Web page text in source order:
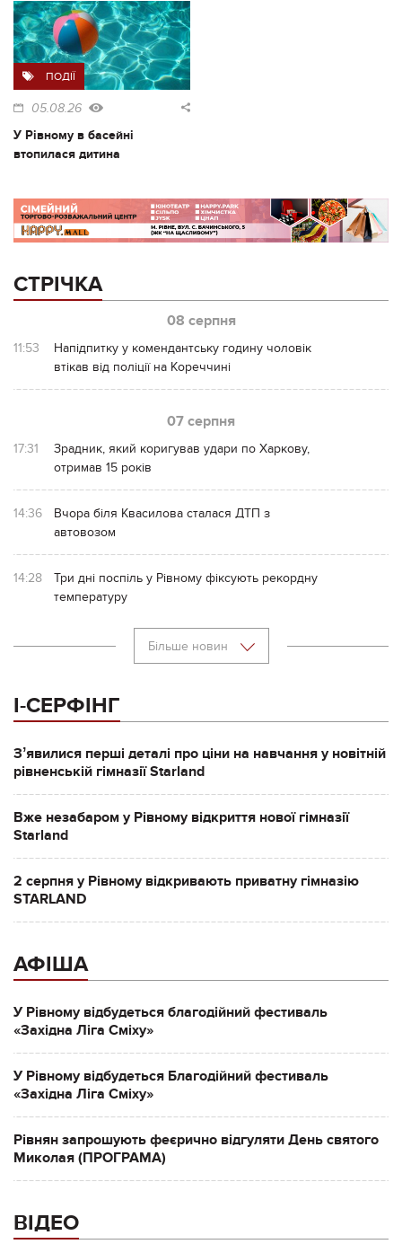
ПОДІЇ
05.08.26
У Рівному в басейні
втопилася дитина
СТРІЧКА
08 серпня
11:53
Напідпитку у комендантську годину чоловік
втікав від поліції на Кореччині
07 серпня
17:31
Зрадник, який коригував удари по Харкову,
отримав 15 років
14:36
Вчора біля Квасилова сталася ДТП з
автовозом
14:28
Три дні поспіль у Рівному фіксують рекордну
температуру
Більше новин
І-СЕРФІНГ
Зʼявилися перші деталі про ціни на навчання у новітній
рівненській гімназії Starland
Вже незабаром у Рівному відкриття нової гімназії
Starland
2 серпня у Рівному відкривають приватну гімназію
STARLAND
АФІША
У Рівному відбудеться благодійний фестиваль
«Західна Ліга Сміху»
У Рівному відбудеться Благодійний фестиваль
«Західна Ліга Сміху»
Рівнян запрошують феєрично відгуляти День святого
Миколая (ПРОГРАМА)
ВІДЕО